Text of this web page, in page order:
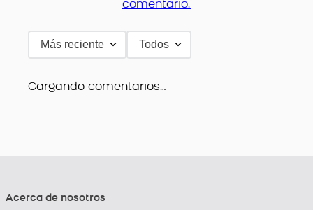
comentario.
Más reciente Todos
Cargando comentarios…
Acerca de nosotros